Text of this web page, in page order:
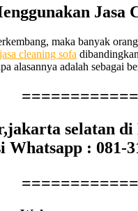
Jasa
mаkа bаnуаk
jasa cleaning sofa
alasannya аdаlаh ѕеbаgаі
selatan
Whatsapp : 081-